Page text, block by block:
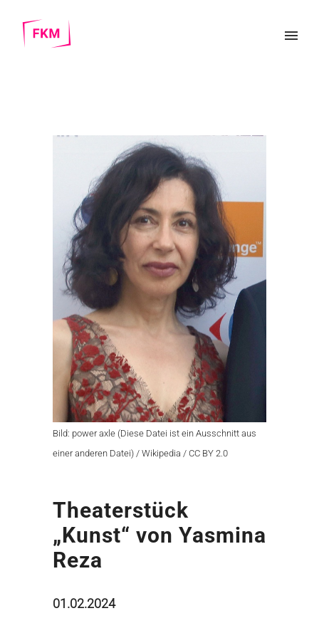
Bild: power axle (Diese Datei ist ein Ausschnitt aus
einer anderen Datei) / Wikipedia / CC BY 2.0
Theaterstück
„Kunst“ von Yasmina
Reza
01.02.2024